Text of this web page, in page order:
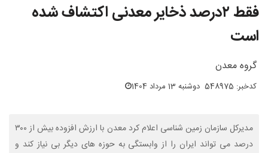
فقط ۲‌درصد ذخایر معدنی اکتشاف شده
است
گروه معدن
کدخبر: 548975 دوشنبه 13 مرداد 1404
مدیرکل سازمان زمین شناسی اعلام کرد معدن با ارزش افزوده بیش از ۳۰۰
درصد می تواند ایران را از وابستگی به حوزه های دیگر بی نیاز کند و